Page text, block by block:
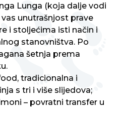
Lunga (koja dalje vodi
unutrašnjost prave
i stoljećima isti način i
stanovništva. Po
šetnja prema
tradicionalna i
s tri i više slijedova;
– povratni transfer u